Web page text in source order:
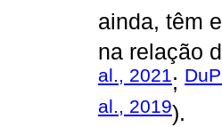
ainda, têm
na relação
al., 2021;
al., 2019).